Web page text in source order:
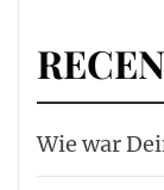
Wie war